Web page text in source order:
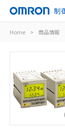
制
Home > 商品情報